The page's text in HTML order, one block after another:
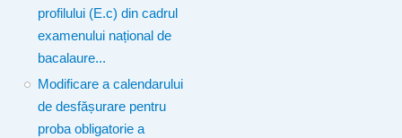
profilului (E.c) din cadrul
examenului național de
bacalaure...
Modificare a calendarului
de desfășurare pentru
proba obligatorie a